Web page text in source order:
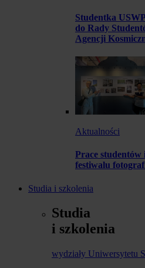
Studentka
do Rady
Agencji
Aktualności
Prace studentów
festiwalu
Studia i szkolenia
Studia
i szkolenia
wydziały Uniwersytetu